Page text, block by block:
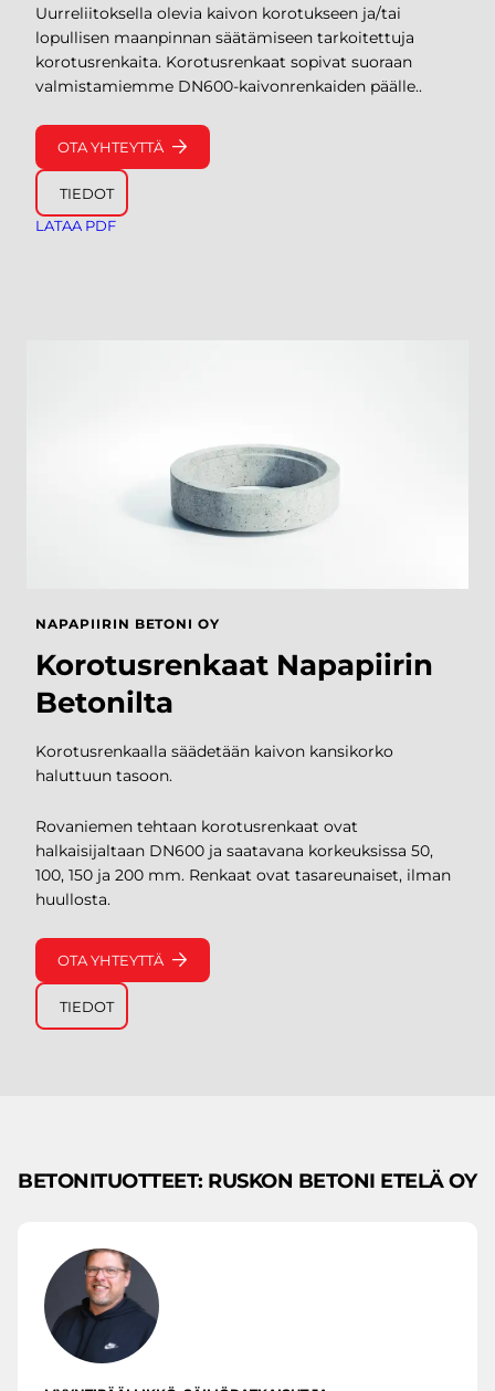
Uurreliitoksella olevia kaivon korotukseen ja/tai
lopullisen maanpinnan säätämiseen tarkoitettuja
korotusrenkaita. Korotusrenkaat sopivat suoraan
valmistamiemme DN600-kaivonrenkaiden päälle..
OTA YHTEYTTÄ
TIEDOT
LATAA PDF
NAPAPIIRIN BETONI OY
Korotusrenkaat Napapiirin
Betonilta
Korotusrenkaalla säädetään kaivon kansikorko
haluttuun tasoon.
Rovaniemen tehtaan korotusrenkaat ovat
halkaisijaltaan DN600 ja saatavana korkeuksissa 50,
100, 150 ja 200 mm. Renkaat ovat tasareunaiset, ilman
huullosta.
OTA YHTEYTTÄ
TIEDOT
BETONITUOTTEET: RUSKON BETONI ETELÄ OY